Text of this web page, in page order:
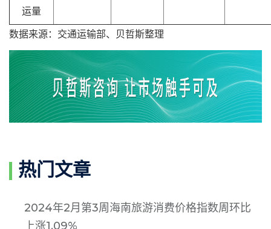
运量
数据来源：交通运输部、贝哲斯整理
热门文章
2024年2月第3周海南旅游消费价格指数周环比
上涨1.09%